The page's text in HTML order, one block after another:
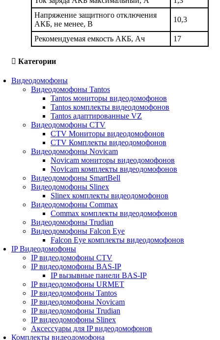
Напряжение защитного отключения
АКБ, не менее, В
10,3
Рекомендуемая емкость АКБ, Ач 17
Категории
Видеодомофоны
Видеодомофоны Tantos
Tantos мониторы видеодомофонов
Tantos комплекты видеодомофонов
Tantos адаптированные VZ
Видеодомофоны CTV
CTV Мониторы видеодомофонов
CTV Комплекты видеодомофонов
Видеодомофоны Novicam
Novicam мониторы видеодомофонов
Novicam комплекты видеодомофонов
Видеодомофоны SmartBell
Видеодомофоны Slinex
Slinex комплекты видеодомофонов
Видеодомофоны Commax
Commax комплекты видеодомофонов
Видеодомофоны Trudian
Видеодомофоны Falcon Eye
Falcon Eye комплекты видеодомофонов
IP Видеодомофоны
IP видеодомофоны CTV
IP видеодомофоны BAS-IP
IP вызывные панели BAS-IP
IP видеодомофоны URMET
IP видеодомофоны Tantos
IP видеодомофоны Novicam
IP видеодомофоны Trudian
IP видеодомофоны Slinex
Аксессуары для IP видеодомофонов
Комплекты видеодомофона